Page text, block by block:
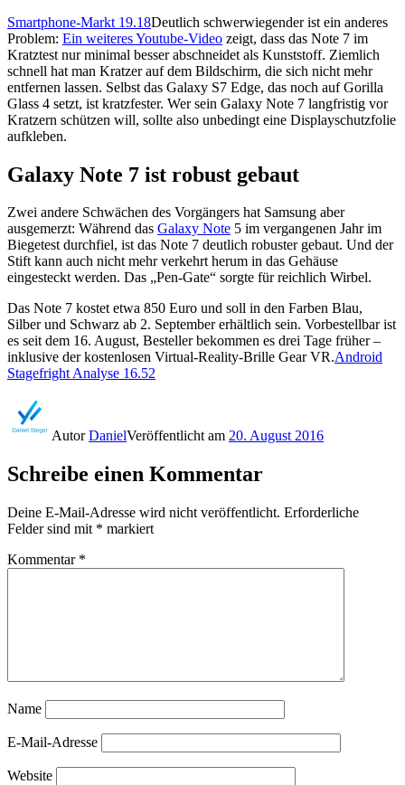
Smartphone-Markt 19.18Deutlich schwerwiegender ist ein anderes
Problem: Ein weiteres Youtube-Video zeigt, dass das Note 7 im
Kratztest nur minimal besser abschneidet als Kunststoff. Ziemlich
schnell hat man Kratzer auf dem Bildschirm, die sich nicht mehr
entfernen lassen. Selbst das Galaxy S7 Edge, das noch auf Gorilla
Glass 4 setzt, ist kratzfester. Wer sein Galaxy Note 7 langfristig vor
Kratzern schützen will, sollte also unbedingt eine Displayschutzfolie
aufkleben.
Galaxy Note 7 ist robust gebaut
Zwei andere Schwächen des Vorgängers hat Samsung aber
ausgemerzt: Während das Galaxy Note 5 im vergangenen Jahr im
Biegetest durchfiel, ist das Note 7 deutlich robuster gebaut. Und der
Stift kann auch nicht mehr verkehrt herum in das Gehäuse
eingesteckt werden. Das „Pen-Gate“ sorgte für reichlich Wirbel.
Das Note 7 kostet etwa 850 Euro und soll in den Farben Blau,
Silber und Schwarz ab 2. September erhältlich sein. Vorbestellbar ist
es seit dem 16. August, Besteller bekommen es drei Tage früher –
inklusive der kostenlosen Virtual-Reality-Brille Gear VR.Android
Stagefright Analyse 16.52
AutorDanielVeröffentlicht am 20. August 2016
Schreibe einen Kommentar
Deine E-Mail-Adresse wird nicht veröffentlicht. Erforderliche
Felder sind mit * markiert
Kommentar *
Name
E-Mail-Adresse
Website